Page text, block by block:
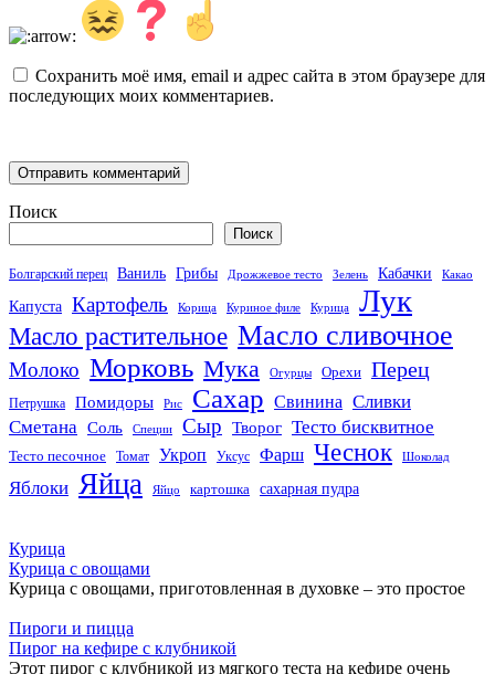
Сохранить моё имя, email и адрес сайта в этом браузере для
последующих моих комментариев.
Поиск
Поиск
Болгарский перец Ваниль Грибы Дрожжевое тесто Зелень Кабачки Какао
Капуста Картофель Корица Куриное филе Курица Лук
Масло растительное Масло сливочное
Молоко Морковь Мука Огурцы Орехи Перец
Петрушка Помидоры Рис Сахар Свинина Сливки
Сметана Соль Специи Сыр Творог Тесто бисквитное
Тесто песочное Томат Укроп Уксус Фарш Чеснок Шоколад
Яблоки Яйца Яйцо картошка сахарная пудра
Курица
Курица с овощами
Курица с овощами, приготовленная в духовке – это простое
Пироги и пицца
Пирог на кефире с клубникой
Этот пирог с клубникой из мягкого теста на кефире очень